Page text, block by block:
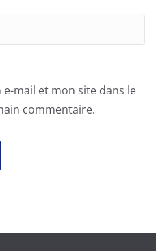
mail et mon site dans le
commentaire.